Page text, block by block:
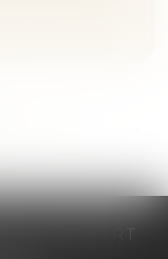
LAMBERT